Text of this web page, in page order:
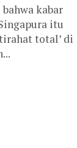
kabar
itu
total’ di